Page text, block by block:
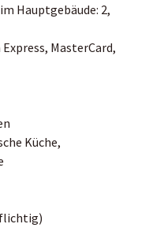
Hauptgebäude: 2,
MasterCard,
Küche,